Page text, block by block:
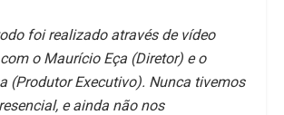
foi realizado através de vídeo
o Maurício Eça (Diretor) e o
(Produtor Executivo). Nunca tivemos
e ainda não nos